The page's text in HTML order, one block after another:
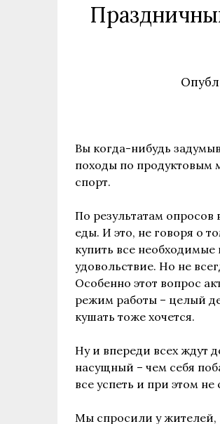
Вы когда-нибудь
походы по продуктовым
спорт.
По результатам опросов
еды. И это, не говоря о
купить все необходимые
удовольствие. Но не
Особенно этот вопрос
режим работы – целый
кушать тоже хочется.
Ну и впереди всех ждут
насущный – чем себя
все успеть и при этом не
Мы спросили у жителей,